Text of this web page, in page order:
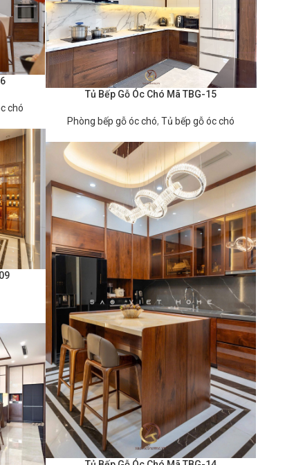
chó
ĐỌC TIẾPTủ Bếp Gỗ Óc Chó Mã TBG-15
Phòng bếp gỗ óc chó,Tủ bếp gỗ óc chó